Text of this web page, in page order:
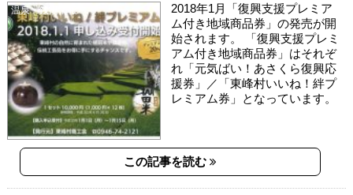
温泉・銭湯情報
2018年1月「復興支援プレミア
ム付き地域商品券」の発売が開
始されます。 「復興支援プレミ
アム付き地域商品券」はそれぞ
れ「元気ばい！あさくら復興応
援券」／「東峰村いいね！絆プ
レミアム券」となっています。
この記事を読む